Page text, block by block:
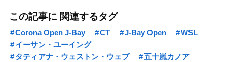
この記事に 関連するタグ
Corona Open J-Bay CT J-Bay Open
WSL
イーサン・ユーイング
タティアナ・ウェストン・ウェブ
五十嵐カノア